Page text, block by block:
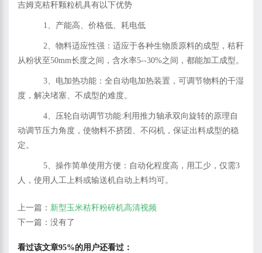
吉姆克秸秆颗粒机具有以下优势
1、产能高、价格低、耗电低
2、物料适应性强：适应于各种生物质原料的成型，秸秆
从粉状至50mm长度之间，含水率5--30%之间，都能加工成型。
3、电加热功能：全自动电加热装置，可调节物料的干湿
度，解决堵塞、不成型的难度。
4、压轮自动调节功能:利用推力轴承双向旋转的原理自
动调节压力角度，使物料不挤团、不闷机，保证出料成型的稳
定。
5、操作简单使用方便：自动化程度高，用工少，仅需3
人，使用人工上料或输送机自动上料均可。
上一篇： 新型玉米秸秆粉碎机高清视频
下一篇：没有了
看过该文章95%的用户还看过：